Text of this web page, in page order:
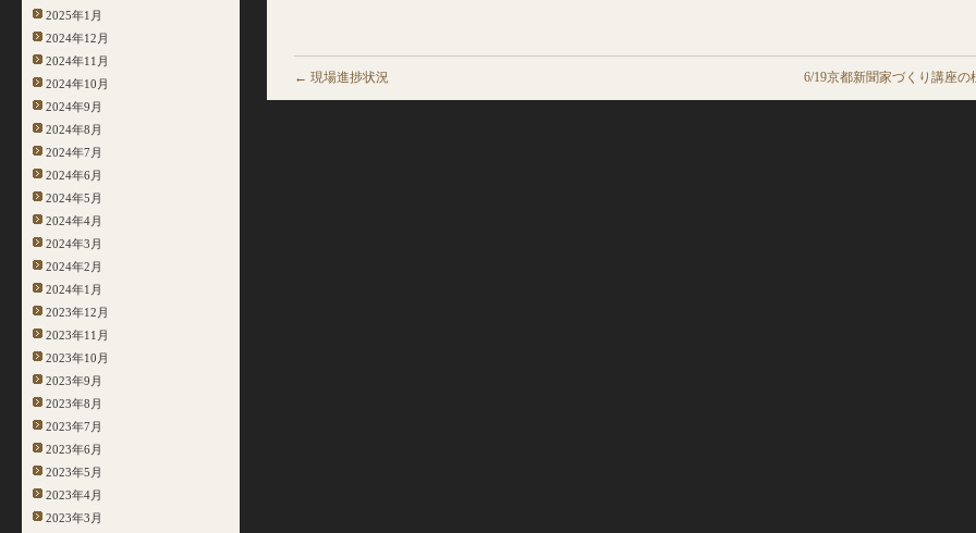
2025年1月
2024年12月
2024年11月
2024年10月
2024年9月
2024年8月
2024年7月
2024年6月
2024年5月
2024年4月
2024年3月
2024年2月
2024年1月
2023年12月
2023年11月
2023年10月
2023年9月
2023年8月
2023年7月
2023年6月
2023年5月
2023年4月
2023年3月
← 現場進捗状況 6/19京都新聞家づくり講座の